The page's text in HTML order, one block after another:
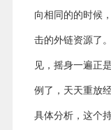
向相同的的时候
击的外链资源了
见，摇身一遍正
例了，天天重放
具体分析，这个